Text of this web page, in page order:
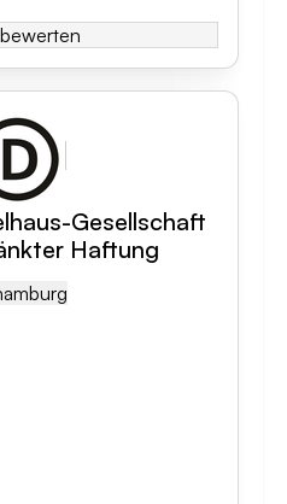
Gesellschaft
Haftung